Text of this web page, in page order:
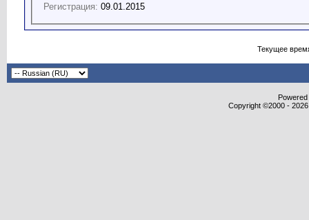
Регистрация: 09.01.2015
Текущее
Copyright ©2000 -